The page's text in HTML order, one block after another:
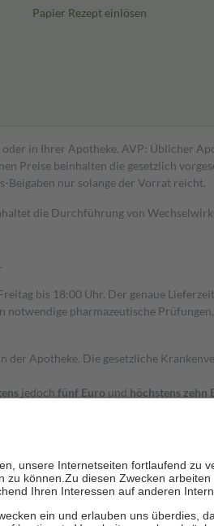
Papier Rezept einlösen
in Ihrer Apotheke. AVP: Üblicher
beinhalten die gesetzlich
nur solange der Vorrat reicht.
die Durchführung von
bis 18:00 Uhr. Der genaue
pharmazeutische
Apotheke. Die gesetzliche
jedoch fünf Euro und höchstens zehn
der Familie zu unterstützen, fallen